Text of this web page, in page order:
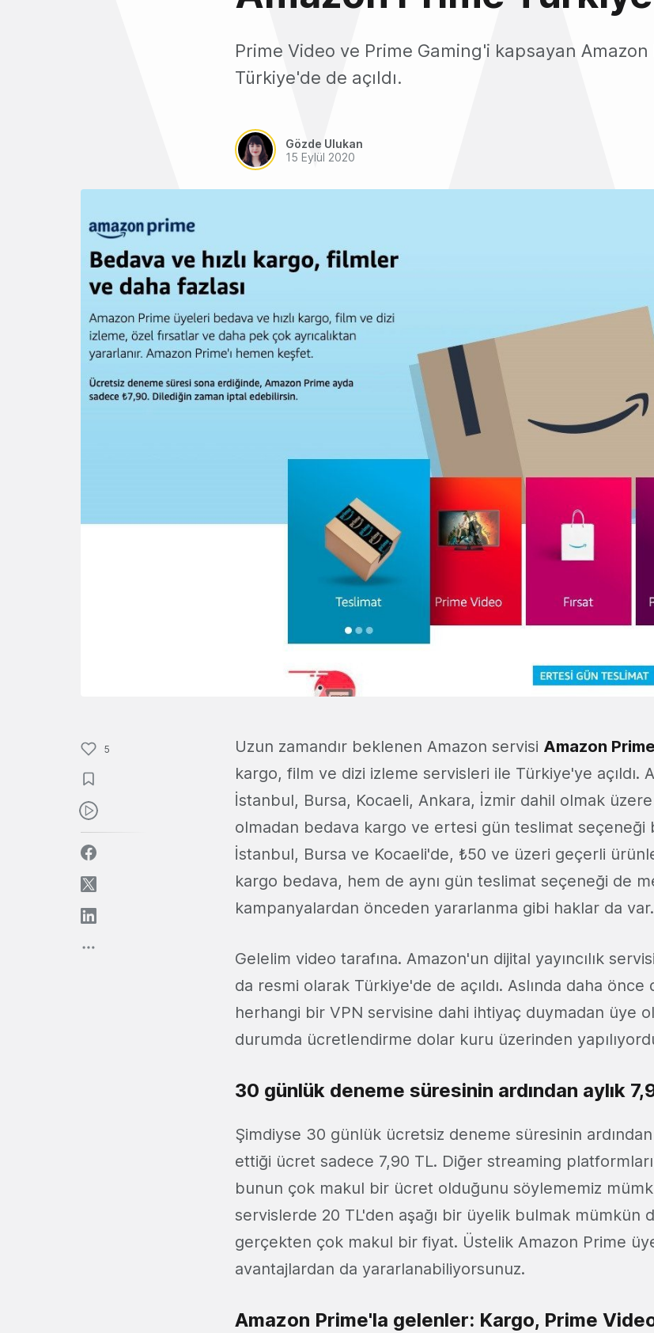
Prime Video ve Prime Gaming'i kapsayan
Türkiye'de de açıldı.
Gözde Ulukan
15 Eylül 2020
5 Uzun zamandır beklenen Amazon servisi Amazon Prime
kargo, film ve dizi izleme servisleri ile Türkiye'ye açıldı.
İstanbul, Bursa, Kocaeli, Ankara, İzmir dahil olmak
olmadan bedava kargo ve ertesi gün teslimat seçeneği
İstanbul, Bursa ve Kocaeli'de, ₺50 ve üzeri geçerli
kargo bedava, hem de aynı gün teslimat seçeneği de
kampanyalardan önceden yararlanma gibi haklar da var.
Gelelim video tarafına. Amazon'un dijital yayıncılık
da resmi olarak Türkiye'de de açıldı. Aslında daha önce
herhangi bir VPN servisine dahi ihtiyaç duymadan üye
durumda ücretlendirme dolar kuru üzerinden
30 günlük deneme süresinin ardından aylık
Şimdiyse 30 günlük ücretsiz deneme süresinin
ettiği ücret sadece 7,90 TL. Diğer streaming
bunun çok makul bir ücret olduğunu söylememiz
servislerde 20 TL'den aşağı bir üyelik bulmak mümkün
gerçekten çok makul bir fiyat. Üstelik Amazon Prime
avantajlardan da yararlanabiliyorsunuz.
Amazon Prime'la gelenler: Kargo, Prime